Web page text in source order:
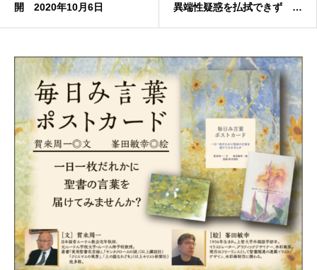
開 2020年10月6日
異端性疑惑を払拭できず 一